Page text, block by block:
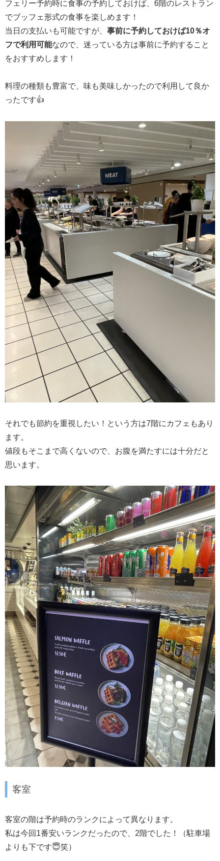
フェリー予約時に食事の予約しておけば、6階のレストラン
でブッフェ形式の食事を楽しめます！
当日の支払いも可能ですが、 事前に予約しておけば10％オ
フで利用可能なので、迷っている方は事前に予約すること
をおすすめします！
料理の種類も豊富で、味も美味しかったので利用して良か
ったです👍
それでも節約を重視したい！という方は7階にカフェもあり
ます。
値段もそこまで高くないので、お腹を満たすには十分だと
思います。
客室
客室の階は予約時のランクによって異なります。
私は今回1番安いランクだったので、2階でした！（駐車場
よりも下です😇笑）